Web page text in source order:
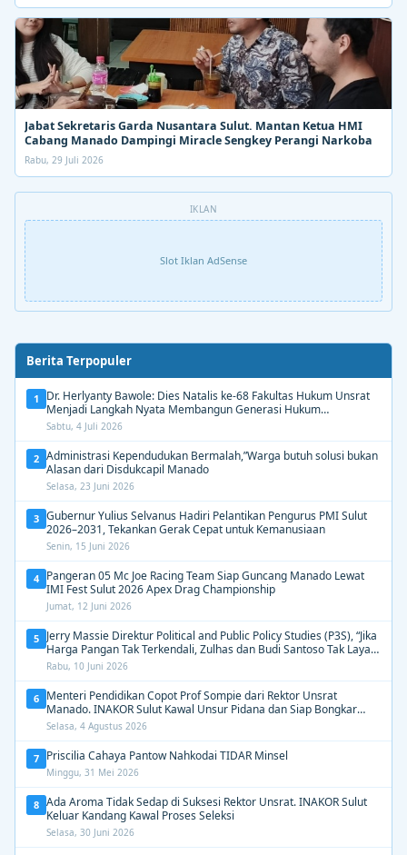
Jabat Sekretaris Garda Nusantara Sulut. Mantan Ketua HMI
Cabang Manado Dampingi Miracle Sengkey Perangi Narkoba
Rabu, 29 Juli 2026
IKLAN
Slot Iklan AdSense
Berita Terpopuler
1
Dr. Herlyanty Bawole: Dies Natalis ke-68 Fakultas Hukum Unsrat
Menjadi Langkah Nyata Membangun Generasi Hukum
Berdampak
Sabtu, 4 Juli 2026
2 Administrasi Kependudukan Bermalah,”Warga butuh solusi bukan
Alasan dari Disdukcapil Manado
Selasa, 23 Juni 2026
3 Gubernur Yulius Selvanus Hadiri Pelantikan Pengurus PMI Sulut
2026–2031, Tekankan Gerak Cepat untuk Kemanusiaan
Senin, 15 Juni 2026
4 Pangeran 05 Mc Joe Racing Team Siap Guncang Manado Lewat
IMI Fest Sulut 2026 Apex Drag Championship
Jumat, 12 Juni 2026
5 Jerry Massie Direktur Political and Public Policy Studies (P3S), “Jika
Harga Pangan Tak Terkendali, Zulhas dan Budi Santoso Tak Layak
Dipertahankan”
Rabu, 10 Juni 2026
6 Menteri Pendidikan Copot Prof Sompie dari Rektor Unsrat
Manado. INAKOR Sulut Kawal Unsur Pidana dan Siap Bongkar
Aroma Busuk di Suksesi Rektor
Selasa, 4 Agustus 2026
7 Priscilia Cahaya Pantow Nahkodai TIDAR Minsel
Minggu, 31 Mei 2026
8 Ada Aroma Tidak Sedap di Suksesi Rektor Unsrat. INAKOR Sulut
Keluar Kandang Kawal Proses Seleksi
Selasa, 30 Juni 2026